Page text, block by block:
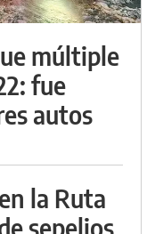
múltiple
fue
autos
la Ruta
sepelios